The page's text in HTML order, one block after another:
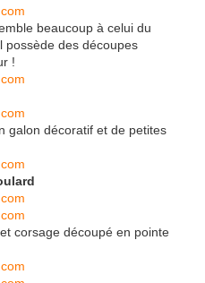
beaucoup à celui du
possède des découpes
!
galon décoratif et de petites
corsage découpé en pointe